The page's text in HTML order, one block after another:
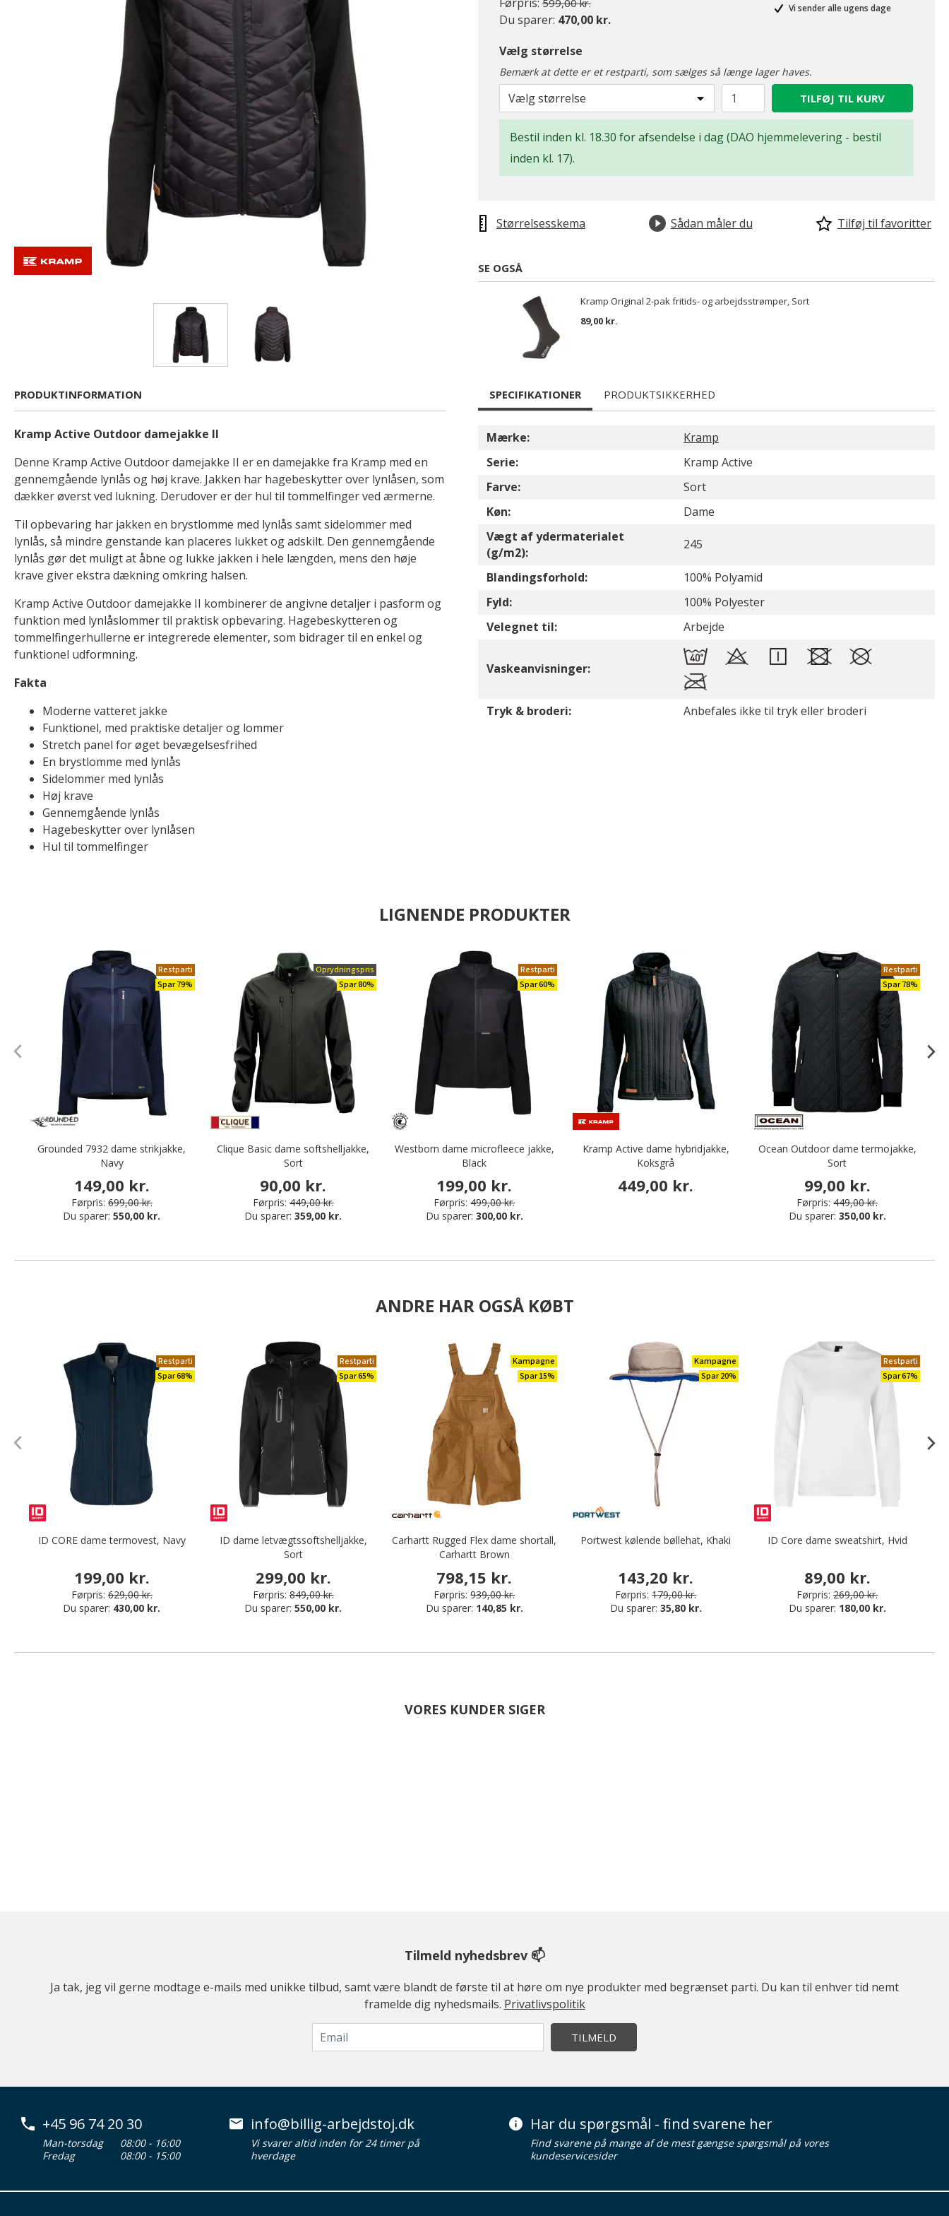
599,00 kr.
Du sparer: 470,00 kr.
Vi sender alle ugens dage
Vælg størrelse
Bemærk at dette er et restparti, som sælges så længe lager haves.
Vælg størrelse TILFØJ TIL KURV
Bestil inden kl. 18.30 for afsendelse i dag (DAO hjemmelevering - bestil
inden kl. 17).
Størrelsesskema Sådan måler du Tilføj til favoritter
SE OGSÅ
Kramp Original 2-pak fritids- og arbejdsstrømper, Sort
89,00 kr.
PRODUKTINFORMATION
Kramp Active Outdoor damejakke II
Denne Kramp Active Outdoor damejakke II er en damejakke fra Kramp med en
gennemgående lynlås og høj krave. Jakken har hagebeskytter over lynlåsen, som
dækker øverst ved lukning. Derudover er der hul til tommelfinger ved ærmerne.
Til opbevaring har jakken en brystlomme med lynlås samt sidelommer med
lynlås, så mindre genstande kan placeres lukket og adskilt. Den gennemgående
lynlås gør det muligt at åbne og lukke jakken i hele længden, mens den høje
krave giver ekstra dækning omkring halsen.
Kramp Active Outdoor damejakke II kombinerer de angivne detaljer i pasform og
funktion med lynlåslommer til praktisk opbevaring. Hagebeskytteren og
tommelfingerhullerne er integrerede elementer, som bidrager til en enkel og
funktionel udformning.
Fakta
Moderne vatteret jakke
Funktionel, med praktiske detaljer og lommer
Stretch panel for øget bevægelsesfrihed
En brystlomme med lynlås
Sidelommer med lynlås
Høj krave
Gennemgående lynlås
Hagebeskytter over lynlåsen
Hul til tommelfinger
SPECIFIKATIONER PRODUKTSIKKERHED
Mærke:
Kramp
Serie:
Kramp Active
Farve:
Sort
Køn:
Dame
Vægt af ydermaterialet
(g/m2):
245
Blandingsforhold:
100% Polyamid
Fyld:
100% Polyester
Velegnet til:
Arbejde
Vaskeanvisninger:
Tryk & broderi: Anbefales ikke til tryk eller broderi
LIGNENDE PRODUKTER
Restparti
Spar 79%
Grounded 7932 dame strikjakke,
Navy
149,00 kr.
Førpris: 699,00 kr.
Du sparer:550,00 kr.
Oprydningspris
Spar 80%
Clique Basic dame softshelljakke,
Sort
90,00 kr.
Førpris: 449,00 kr.
Du sparer:359,00 kr.
Restparti
Spar 60%
Westborn dame microfleece jakke,
Black
199,00 kr.
Førpris: 499,00 kr.
Du sparer: 300,00 kr.
Kramp Active dame hybridjakke,
Koksgrå
449,00 kr.
Restparti
Spar 78%
Ocean Outdoor dame termojakke,
Sort
99,00 kr.
Førpris: 449,00 kr.
Du sparer: 350,00 kr.
ANDRE HAR OGSÅ KØBT
Restparti
Spar 68%
ID CORE dame termovest, Navy
199,00 kr.
Førpris: 629,00 kr.
Du sparer: 430,00 kr.
Restparti
Spar 65%
ID dame letvægtssoftshelljakke,
Sort
299,00 kr.
Førpris: 849,00 kr.
Du sparer:550,00 kr.
Kampagne
Spar 15%
Carhartt Rugged Flex dame shortall,
Carhartt Brown
798,15 kr.
Førpris: 939,00 kr.
Du sparer: 140,85 kr.
Kampagne
Spar 20%
Portwest kølende bøllehat, Khaki
143,20 kr.
Førpris: 179,00 kr.
Du sparer: 35,80 kr.
Restparti
Spar 67%
ID Core dame sweatshirt, Hvid
89,00 kr.
Førpris: 269,00 kr.
Du sparer: 180,00 kr.
VORES KUNDER SIGER
Tilmeld nyhedsbrev 📫
Ja tak, jeg vil gerne modtage e-mails med unikke tilbud, samt være blandt de første til at høre om nye produkter med begrænset parti. Du kan til enhver tid nemt
framelde dig nyhedsmails. Privatlivspolitik
TILMELD
+45 96 74 20 30
Man-torsdag
08:00 - 16:00
Fredag
08:00 - 15:00
info@billig-arbejdstoj.dk
Vi svarer altid inden for 24 timer på
hverdage
Har du spørgsmål - find svarene her
Find svarene på mange af de mest gængse spørgsmål på vores
kundeservicesider